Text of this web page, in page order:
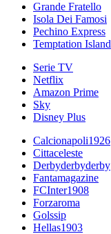
Grande Fratello
Isola Dei Famosi
Pechino Express
Temptation Island
Serie TV
Netflix
Amazon Prime
Sky
Disney Plus
Calcionapoli1926
Cittaceleste
Derbyderbyderby
Fantamagazine
FCInter1908
Forzaroma
Golssip
Hellas1903